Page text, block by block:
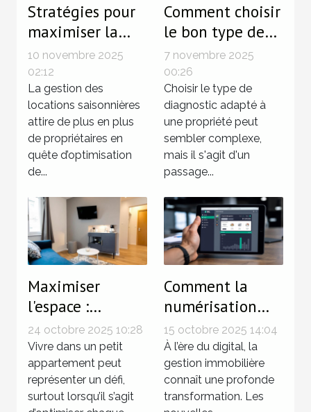
Stratégies pour
maximiser la
rentabilité des
locations
saisonnières
10 novembre 2025
02:12
La gestion des
locations saisonnières
attire de plus en plus
de propriétaires en
quête d’optimisation
de...
Comment choisir
le bon type de
diagnostic pour
votre propriété?
7 novembre 2025
00:26
Choisir le type de
diagnostic adapté à
une propriété peut
sembler complexe,
mais il s'agit d'un
passage...
Maximiser
l'espace :
techniques
innovantes pour
petits
appartements
24 octobre 2025 10:28
Vivre dans un petit
appartement peut
représenter un défi,
surtout lorsqu’il s’agit
Comment la
numérisation
simplifie-t-elle
la gestion
immobilière ?
15 octobre 2025 14:04
À l’ère du digital, la
gestion immobilière
connaît une profonde
transformation. Les